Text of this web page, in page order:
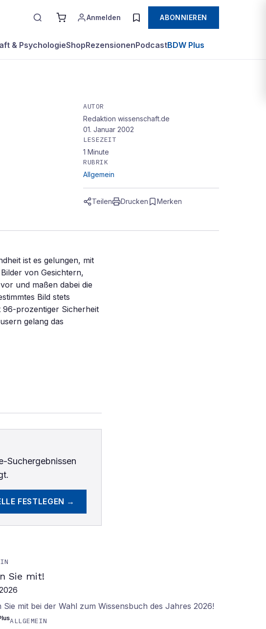
Anmelden ABONNIEREN
& PsychologieShopRezensionenPodcastBDW Plus
AUTOR
Redaktion wissenschaft.de
01. Januar 2002
LESEZEIT
1 Minute
RUBRIK
Allgemein
Teilen Drucken Merken
ist es gelungen, mit
von Gesichtern,
und maßen dabei die
Bild stets
96-prozentiger Sicherheit
gelang das
Suchergebnissen
FESTLEGEN →
Sie mit!
Sie mit bei der Wahl zum Wissensbuch des Jahres 2026!
ALLGEMEIN